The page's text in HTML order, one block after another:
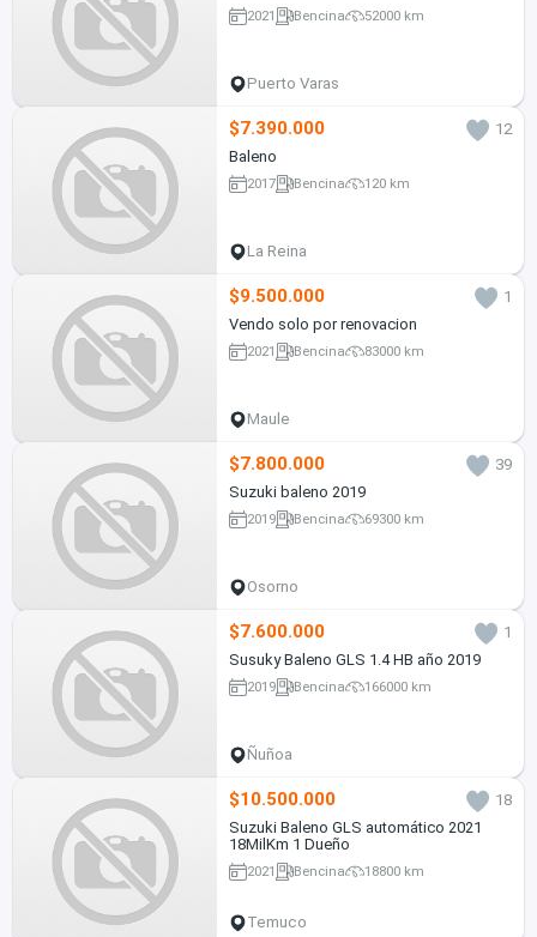
2021 Bencina 52000 km
Puerto Varas
$7.390.000
12
Baleno
2017 Bencina 120 km
La Reina
$9.500.000
1
Vendo solo por renovacion
2021 Bencina 83000 km
Maule
$7.800.000
39
Suzuki baleno 2019
2019 Bencina 69300 km
Osorno
$7.600.000
1
Susuky Baleno GLS 1.4 HB año 2019
2019 Bencina 166000 km
Ñuñoa
$10.500.000
18
Suzuki Baleno GLS automático 2021
18MilKm 1 Dueño
2021 Bencina 18800 km
Temuco